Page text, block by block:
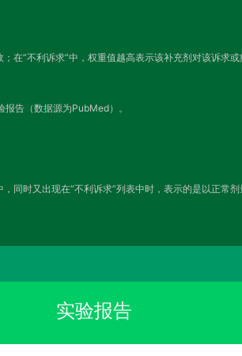
在“不利诉求”中，权重值越高表示该补充剂对该诉求
告（数据源为PubMed）。
同时又出现在“不利诉求”列表中时，表示的是以正常
实验报告